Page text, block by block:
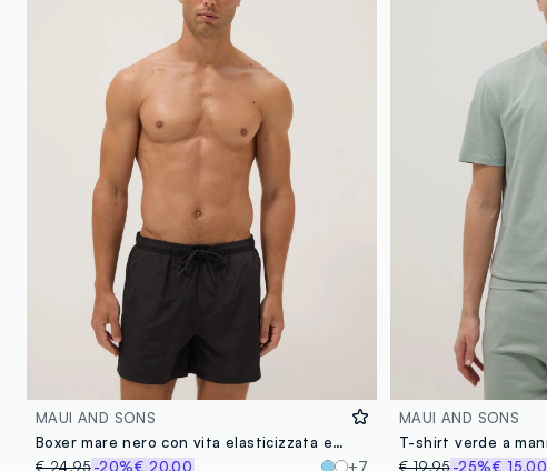
MAUI AND SONS
Boxer mare nero con vita elasticizzata e coulisse
€ 24,95-20%€ 20,00 +7
MAUI AND SONS
€ 19,95-25%€ 15,00